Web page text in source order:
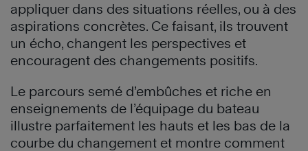
appliquer dans des situations réelles, ou à des
aspirations concrètes. Ce faisant, ils trouvent
un écho, changent les perspectives et
encouragent des changements positifs.
Le parcours semé d’embûches et riche en
enseignements de l’équipage du bateau
illustre parfaitement les hauts et les bas de la
courbe du changement et montre comment